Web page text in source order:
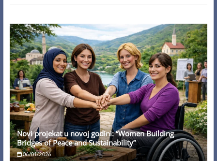
Novi projekat u novoj godini: “Women Building
Bridges of Peace and Sustainability”
06/01/2026